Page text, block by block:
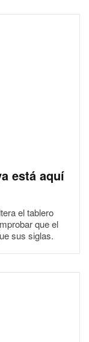
está aquí
el tablero
que el
sus siglas.